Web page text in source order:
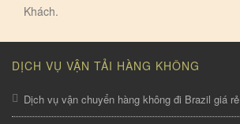
Khách.
DỊCH VỤ VẬN TẢI HÀNG KHÔNG
Dịch vụ vận chuyển hàng không đi Brazil giá rẻ